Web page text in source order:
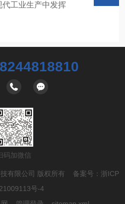
工业生产中发挥
码加微信
有限公司 版权所有 备案号： 浙ICP
号-4